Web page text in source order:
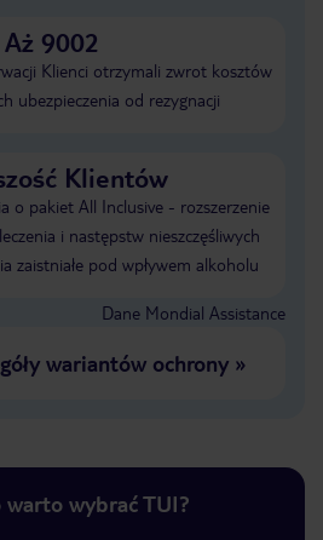
Aż 9002
Klienci otrzymali zwrot kosztów
ubezpieczenia od rezygnacji
Klientów
o pakiet All Inclusive - rozszerzenie
i następstw nieszczęśliwych
zaistniałe pod wpływem alkoholu
Dane Mondial Assistance
wariantów ochrony»
warto wybrać TUI?